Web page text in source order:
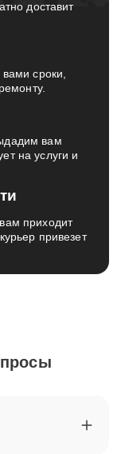
доставит
сроки,
вам
на услуги и
приходит
привезет